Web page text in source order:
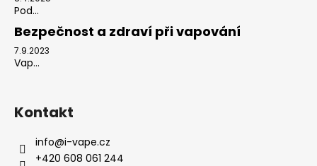
Pod...
Bezpečnost a zdraví při vapování
7.9.2023
Vap...
Kontakt
info@i-vape.cz
+420 608 061 244